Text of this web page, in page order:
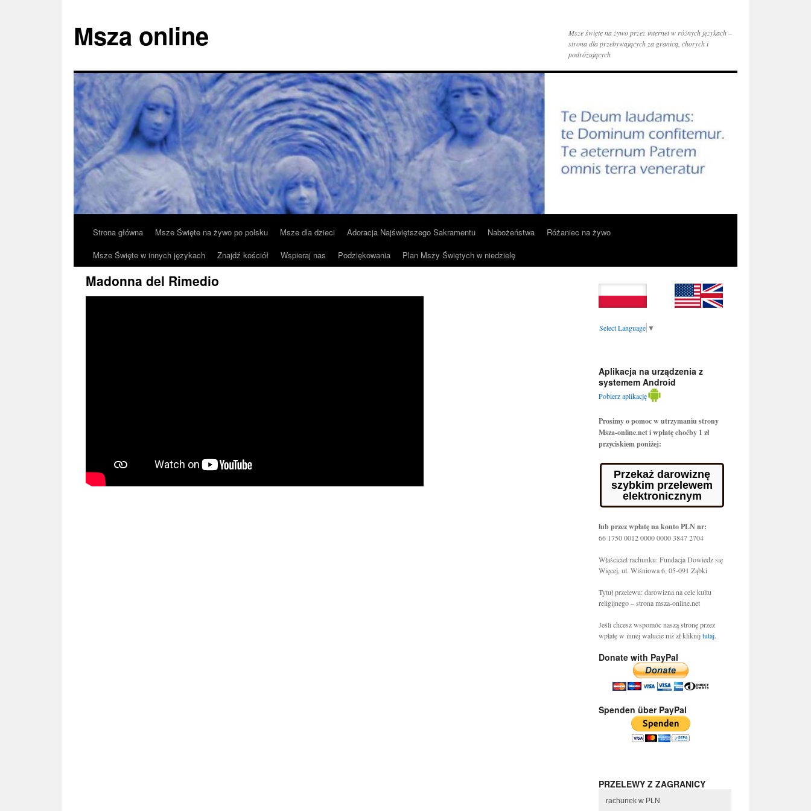
Msza online
Msze święte na żywo przez internet w różnych językach –
strona dla przebywających za granicą, chorych i
podróżujących
Strona główna Msze Święte na żywo po polsku Msze dla dzieci Adoracja Najświętszego Sakramentu Nabożeństwa
Różaniec na żywo
Msze Święte w innych językach
Znajdź kościół Wspieraj nas Podziękowania Plan Mszy Świętych w niedzielę
Madonna del Rimedio
Select Language ▼
Aplikacja na urządzenia z
systemem Android
Pobierz aplikację
Prosimy o pomoc w utrzymaniu strony
Msza-online.net i wpłatę choćby 1 zł
przyciskiem poniżej:
Przekaż darowiznę
szybkim przelewem
elektronicznym
lub przez wpłatę na konto PLN nr:
66 1750 0012 0000 0000 3847 2704
Właściciel rachunku: Fundacja Dowiedz się
Więcej, ul. Wiśniowa 6, 05-091 Ząbki
Tytuł przelewu: darowizna na cele kultu
religijnego – strona msza-online.net
Jeśli chcesz wspomóc naszą stronę przez
wpłatę w innej walucie niż zł kliknijtutaj.
Donate with PayPal
Spenden über PayPal
PRZELEWY Z ZAGRANICY
rachunek w PLN